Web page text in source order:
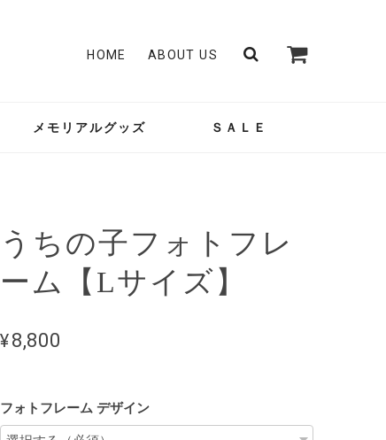
HOME ABOUT US
メモリアルグッズ ＳＡＬＥ
うちの子フォトフレ
ーム【Lサイズ】
¥8,800
フォトフレーム デザイン